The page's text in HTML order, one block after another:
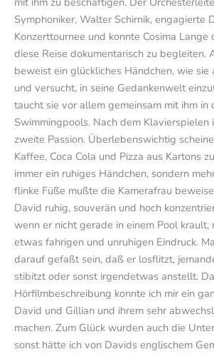
Symphoniker, Walter Schirnik, engagierte
Konzerttournee und konnte Cosima Lange
diese Reise dokumentarisch zu begleiten.
beweist ein glückliches Händchen, wie
und versucht, in seine Gedankenwelt
taucht sie vor allem gemeinsam mit ihm in
Swimmingpools. Nach dem Klavierspielen
zweite Passion. Überlebenswichtig
Kaffee, Coca Cola und Pizza aus Kartons
immer ein ruhiges Händchen, sondern
flinke Füße mußte die Kamerafrau
David ruhig, souverän und hoch
wenn er nicht gerade in einem Pool krault,
etwas fahrigen und unruhigen Eindruck.
darauf gefaßt sein, daß er losflitzt,
stibitzt oder sonst irgendetwas anstellt.
Hörfilmbeschreibung konnte ich mir ein
David und Gillian und ihrem sehr
machen. Zum Glück wurden auch die
sonst hätte ich von Davids englischem